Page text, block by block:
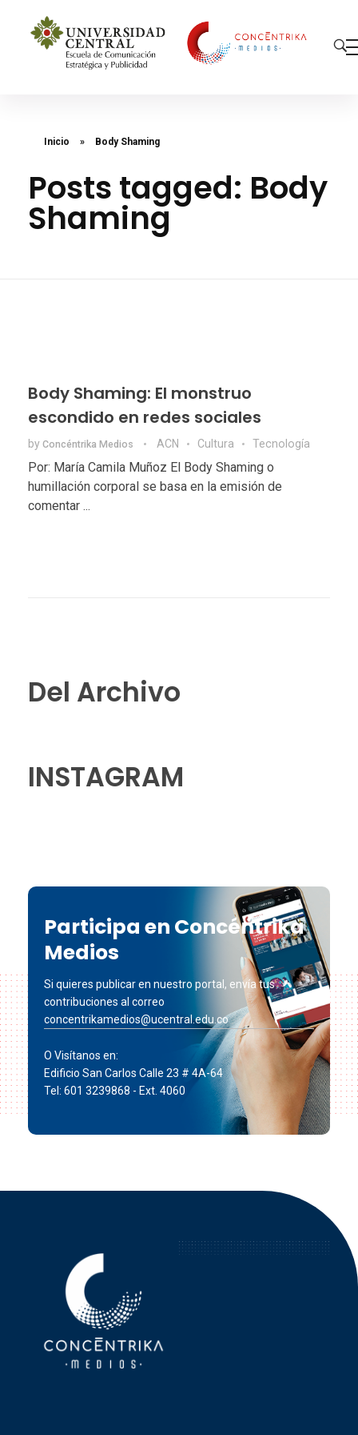
Inicio » Body Shaming
Posts tagged: Body
Shaming
Body Shaming: El monstruo
escondido en redes sociales
by Concéntrika Medios ACN Cultura Tecnologí­a
Por: María Camila Muñoz El Body Shaming o
humillación corporal se basa en la emisión de
comentar ...
Del Archivo
INSTAGRAM
Participa en Concéntrika
Medios
Si quieres publicar en nuestro portal, envía tus
contribuciones al correo
concentrikamedios@ucentral.edu.co
O Visítanos en:
Edificio San Carlos Calle 23 # 4A-64
Tel: 601 3239868 - Ext. 4060